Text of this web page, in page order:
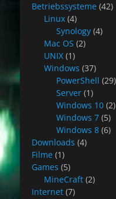
Betriebssysteme (42)
Linux (4)
Synology (4)
Mac OS (2)
UNIX (1)
Windows (37)
PowerShell (29)
Server (1)
Windows 10 (2)
Windows 7 (5)
Windows 8 (6)
Downloads (4)
Filme (1)
Games (5)
MineCraft (2)
Internet (7)